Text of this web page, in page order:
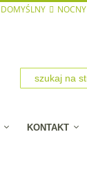
DOMYŚLNY NOCNY
KONTAKT